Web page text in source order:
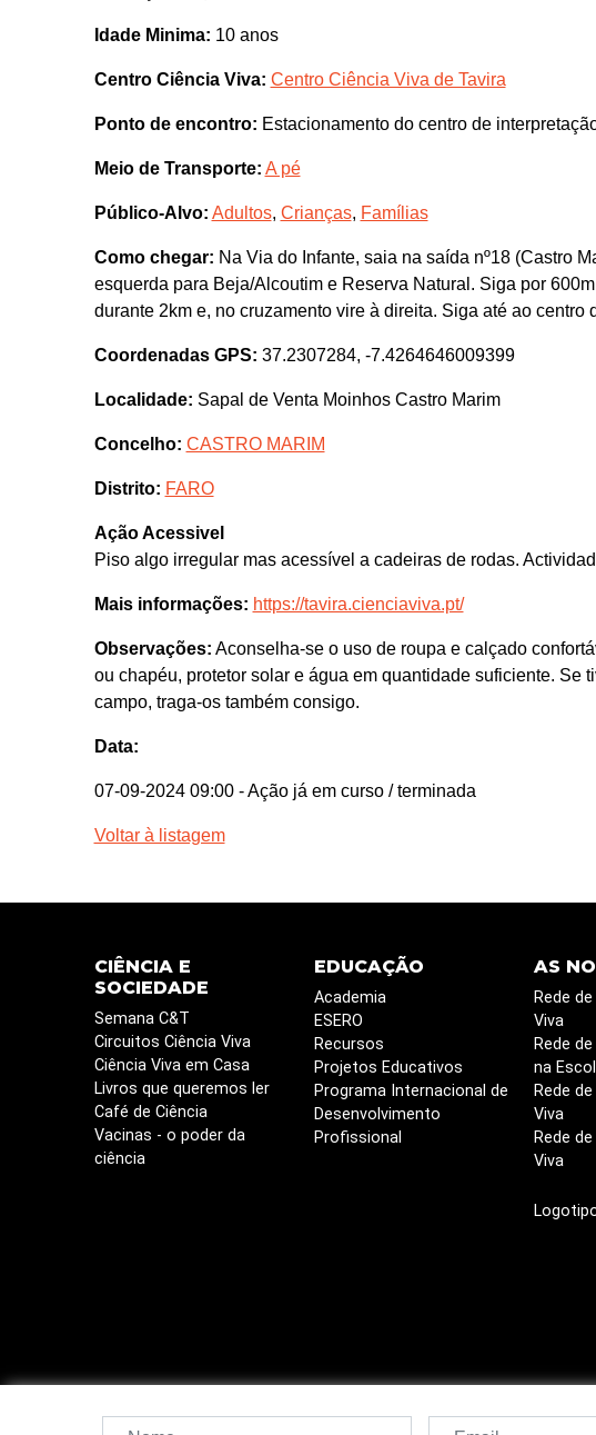
Idade Minima: 10 anos
Centro Ciência Viva: Centro Ciência Viva de Tavira
Ponto de encontro: Estacionamento do centro de
Meio de Transporte: A pé
Público-Alvo: Adultos, Crianças, Famílias
Como chegar: Na Via do Infante, saia na saída nº18 (Castro
esquerda para Beja/Alcoutim e Reserva Natural. Siga por
durante 2km e, no cruzamento vire à direita. Siga até ao centro
Coordenadas GPS: 37.2307284, -7.4264646009399
Localidade: Sapal de Venta Moinhos Castro Marim
Concelho: CASTRO MARIM
Distrito: FARO
Ação Acessivel
Piso algo irregular mas acessível a cadeiras de rodas.
Mais informações: https://tavira.cienciaviva.pt/
Observações: Aconselha-se o uso de roupa e calçado
ou chapéu, protetor solar e água em quantidade suficiente. Se
campo, traga-os também consigo.
Data:
07-09-2024 09:00 - Ação já em curso / terminada
Voltar à listagem
CIÊNCIA E
SOCIEDADE
Semana C&T
Circuitos Ciência Viva
Ciência Viva em Casa
Livros que queremos ler
Café de Ciência
Vacinas - o poder da
ciência
EDUCAÇÃO
Academia
ESERO
Recursos
Projetos Educativos
Programa Internacional de
Desenvolvimento
Profissional
AS
Rede
Viva
Rede
na
Rede
Viva
Rede
Viva